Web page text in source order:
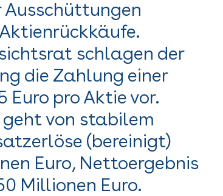
schlagen der
die Zahlung einer
Euro pro Aktie vor.
geht von stabilem
(bereinigt)
Euro, Nettoergebnis
Millionen Euro.